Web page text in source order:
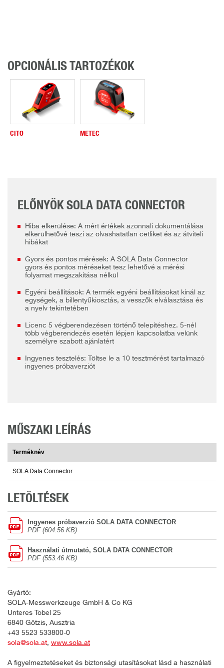
OPCIONÁLIS TARTOZÉKOK
CITO METEC
ELŐNYÖK SOLA DATA CONNECTOR
Hiba elkerülése: A mért értékek azonnali dokumentálása
elkerülhetővé teszi az olvashatatlan cetliket és az átviteli
hibákat
Gyors és pontos mérések: A SOLA Data Connector
gyors és pontos méréseket tesz lehetővé a mérési
folyamat megszakítása nélkül
Egyéni beállítások: A termék egyéni beállításokat kínál az
egységek, a billentyűkiosztás, a vesszők elválasztása és
a nyelv tekintetében
Licenc 5 végberendezésen történő telepítéshez. 5-nél
több végberendezés esetén lépjen kapcsolatba velünk
személyre szabott ajánlatért
Ingyenes tesztelés: Töltse le a 10 tesztmérést tartalmazó
ingyenes próbaverziót
MŰSZAKI LEÍRÁS
Terméknév
SOLA Data Connector
LETÖLTÉSEK
Ingyenes próbaverzió SOLA DATA CONNECTOR
PDF (604.56 KB)
Használati útmutató, SOLA DATA CONNECTOR
PDF (553.46 KB)
Gyártó:
SOLA-Messwerkzeuge GmbH & Co KG
Unteres Tobel 25
6840 Götzis, Ausztria
+43 5523 533800-0
sola@sola.at, www.sola.at
A figyelmeztetéseket és biztonsági utasításokat lásd a használati